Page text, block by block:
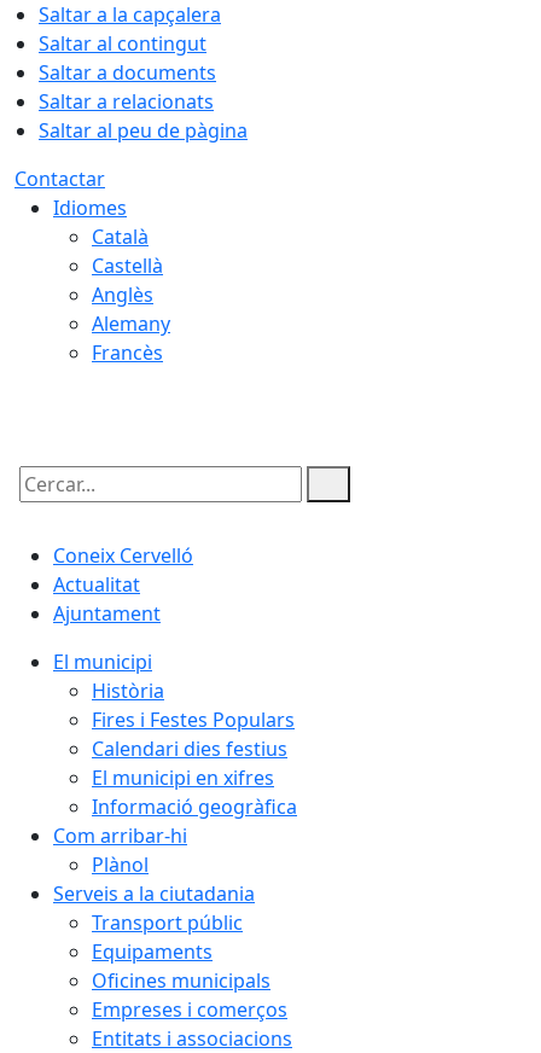
Saltar a la capçalera
Saltar al contingut
Saltar a documents
Saltar a relacionats
Saltar al peu de pàgina
Contactar
Idiomes
Català
Castellà
Anglès
Alemany
Francès
Cercar:
Coneix Cervelló
Actualitat
Ajuntament
El municipi
Història
Fires i Festes Populars
Calendari dies festius
El municipi en xifres
Informació geogràfica
Com arribar-hi
Plànol
Serveis a la ciutadania
Transport públic
Equipaments
Oficines municipals
Empreses i comerços
Entitats i associacions